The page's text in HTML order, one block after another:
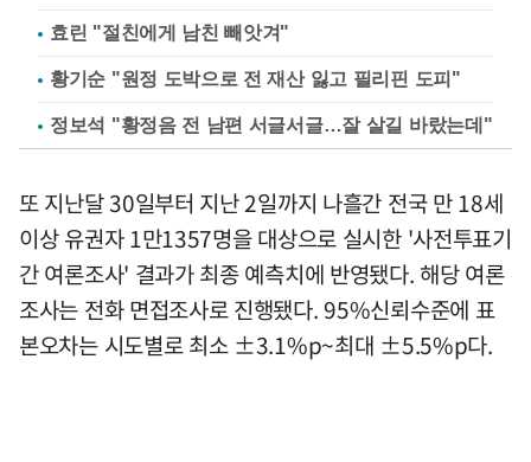
효린 "절친에게 남친 빼앗겨"
황기순 "원정 도박으로 전 재산 잃고 필리핀 도피"
정보석 "황정음 전 남편 서글서글…잘 살길 바랐는데"
또 지난달 30일부터 지난 2일까지 나흘간 전국 만 18세
이상 유권자 1만1357명을 대상으로 실시한 '사전투표기
간 여론조사' 결과가 최종 예측치에 반영됐다. 해당 여론
조사는 전화 면접조사로 진행됐다. 95%신뢰수준에 표
본오차는 시도별로 최소 ±3.1%p~최대 ±5.5%p다.